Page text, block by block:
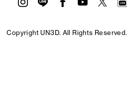
Copyright UN3D. All Rights Reserved.